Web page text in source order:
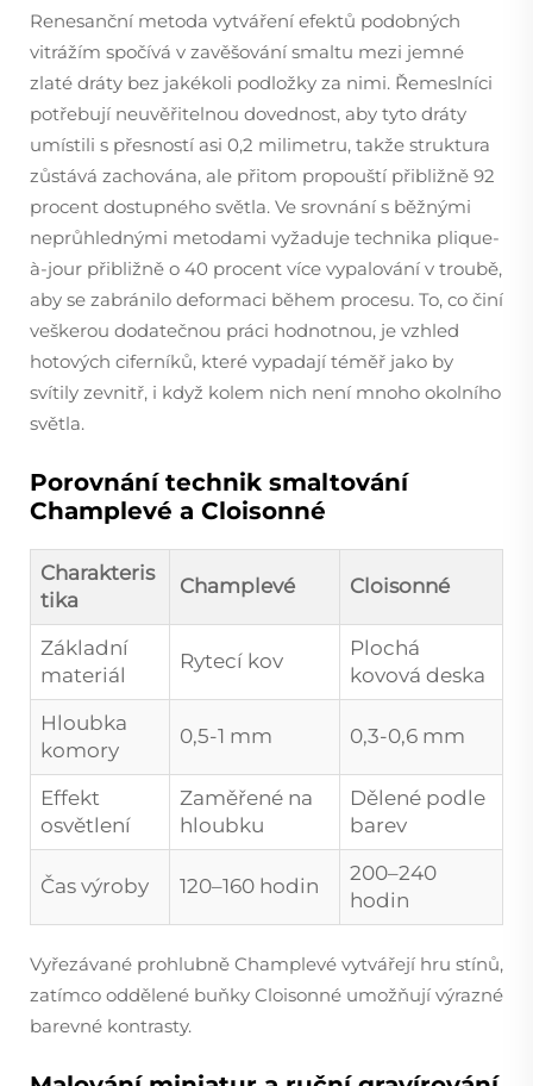
Renesanční metoda vytváření efektů podobných
vitrážím spočívá v zavěšování smaltu mezi jemné
zlaté dráty bez jakékoli podložky za nimi. Řemeslníci
potřebují neuvěřitelnou dovednost, aby tyto dráty
umístili s přesností asi 0,2 milimetru, takže struktura
zůstává zachována, ale přitom propouští přibližně 92
procent dostupného světla. Ve srovnání s běžnými
neprůhlednými metodami vyžaduje technika plique-
à-jour přibližně o 40 procent více vypalování v troubě,
aby se zabránilo deformaci během procesu. To, co činí
veškerou dodatečnou práci hodnotnou, je vzhled
hotových ciferníků, které vypadají téměř jako by
svítily zevnitř, i když kolem nich není mnoho okolního
světla.
Porovnání technik smaltování
Champlevé a Cloisonné
Charakteris
tika
Champlevé Cloisonné
Základní
materiál
Rytecí kov
Plochá
kovová deska
Hloubka
komory
0,5-1 mm 0,3-0,6 mm
Effekt
osvětlení
Zaměřené na
hloubku
Dělené podle
barev
Čas výroby 120–160 hodin
200–240
hodin
Vyřezávané prohlubně Champlevé vytvářejí hru stínů,
zatímco oddělené buňky Cloisonné umožňují výrazné
barevné kontrasty.